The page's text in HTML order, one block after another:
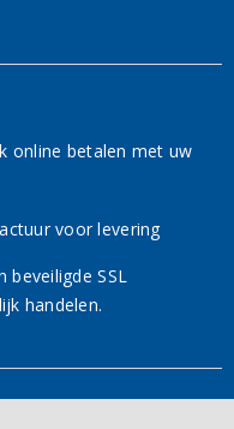
online betalen met uw
beveiligde SSL
handelen.